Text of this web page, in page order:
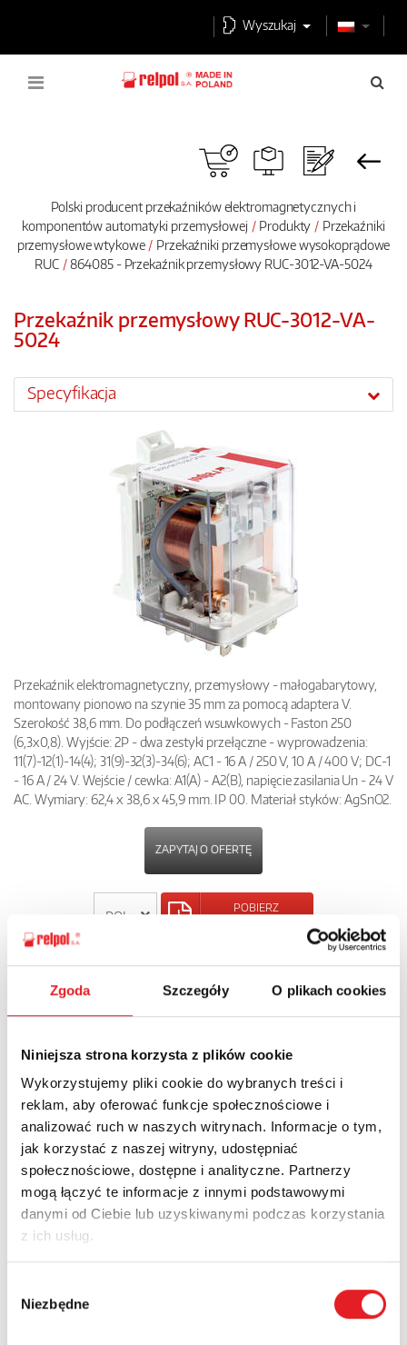
Zgoda Szczegóły O plikach cookies
Niniejsza strona korzysta z plików cookie
Wykorzystujemy pliki cookie do wybranych treści i
reklam, aby oferować funkcje społecznościowe i
analizować ruch w naszych witrynach. Informacje o tym,
jak korzystać z naszej witryny, udostępniać
społecznościowe, dostępne i analityczne. Partnerzy
mogą łączyć te informacje z innymi podstawowymi
danymi od Ciebie lub uzyskiwanymi podczas korzystania
z ich usług.
zgody
Niezbędne
Wyszukaj
Polski producent przekaźników elektromagnetycznych i
komponentów automatyki przemysłowej
Produkty
Przekaźniki
przemysłowe wtykowe
Przekaźniki przemysłowe wysokoprądowe
RUC
864085 - Przekaźnik przemysłowy RUC-3012-VA-5024
Przekaźnik przemysłowy RUC-3012-VA-
5024
Specyfikacja
Przekaźnik elektromagnetyczny, przemysłowy - małogabarytowy,
montowany pionowo na szynie 35 mm za pomocą adaptera V.
Szerokość 38,6 mm. Do podłączeń wsuwkowych - Faston 250
(6,3x0,8). Wyjście: 2P - dwa zestyki przełączne - wyprowadzenia:
11(7)-12(1)-14(4); 31(9)-32(3)-34(6); AC1 - 16 A / 250 V, 10 A / 400 V; DC-1
- 16 A / 24 V. Wejście / cewka: A1(A) - A2(B), napięcie zasilania Un - 24 V
AC. Wymiary: 62,4 x 38,6 x 45,9 mm. IP 00. Materiał styków: AgSnO2.
ZAPYTAJ O OFERTĘ
POBIERZ
Zapytaj o szczegóły oferty
Imię i nazwisko: *
Adres e-mail: *